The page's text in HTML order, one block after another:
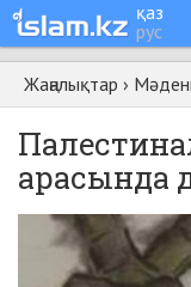
қаз
рус
Жаңалықтар ›
арасында